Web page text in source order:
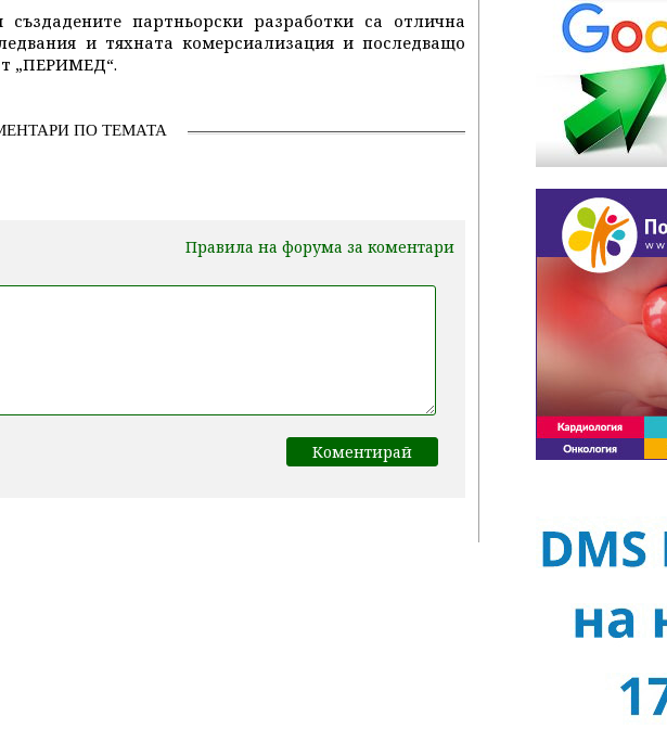
партньорски разработки са отлична
и тяхната комерсиализация и последващо
„ПЕРИМЕД“.
ПО ТЕМАТА
Правила на форума за коментари